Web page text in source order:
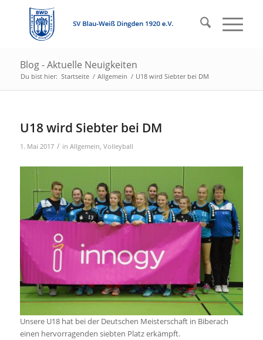
Blog - Aktuelle Neuigkeiten
Du bist hier: Startseite / Allgemein / U18 wird Siebter bei DM
U18 wird Siebter bei DM
1. Mai 2017 / in Allgemein, Volleyball
Unsere U18 hat bei der Deutschen Meisterschaft in Biberach
einen hervorragenden siebten Platz erkämpft.